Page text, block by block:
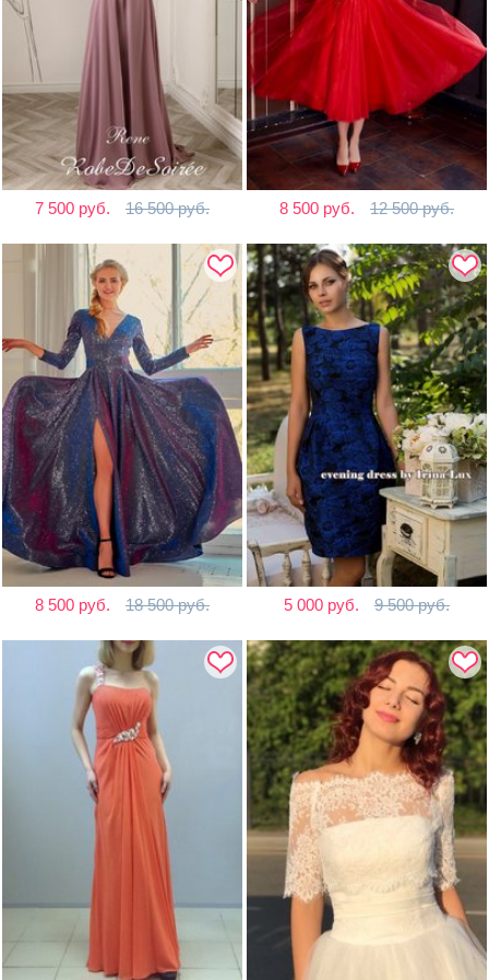
7 500 руб. 16 500 руб. 8 500 руб. 12 500 руб.
8 500 руб. 18 500 руб. 5 000 руб. 9 500 руб.